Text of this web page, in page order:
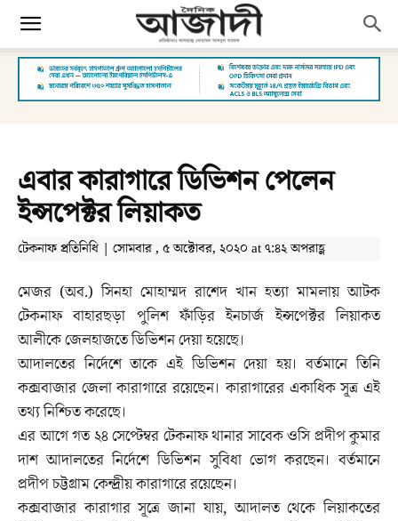
এবার কারাগারে ডিভিশন পেলেন
ইন্সপেক্টর লিয়াকত
টেকনাফ প্রতিনিধি | সোমবার , ৫ অক্টোবর, ২০২০ at ৭:৪২ অপরাহ্ণ
মেজর (অব.) সিনহা মোহাম্মদ রাশেদ খান হত্যা মামলায় আটক
টেকনাফ বাহারছড়া পুলিশ ফাঁড়ির ইনচার্জ ইন্সপেক্টর লিয়াকত
আলীকে জেলহাজতে ডিভিশন দেয়া হয়েছে।
আদালতের নির্দেশে তাকে এই ডিভিশন দেয়া হয়। বর্তমানে তিনি
কক্সবাজার জেলা কারাগারে রয়েছেন। কারাগারের একাধিক সূত্র এই
তথ্য নিশ্চিত করেছে।
এর আগে গত ২৪ সেপ্টেম্বর টেকনাফ থানার সাবেক ওসি প্রদীপ কুমার
দাশ আদালতের নির্দেশে ডিভিশন সুবিধা ভোগ করছেন। বর্তমানে
প্রদীপ চট্টগ্রাম কেন্দ্রীয় কারাগারে রয়েছেন।
কক্সবাজার কারাগার সূত্রে জানা যায়, আদালত থেকে লিয়াকতের